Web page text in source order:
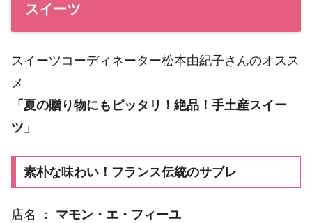
スイーツ
スイーツコーディネーター松本由紀子さんのオスス
メ
「夏の贈り物にもピッタリ！絶品！手土産スイー
ツ」
素朴な味わい！フランス伝統のサブレ
店名 ： マモン・エ・フィーユ